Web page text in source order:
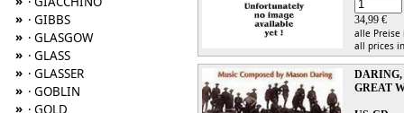
» · GIBBS
» · GLASGOW
» · GLASS
» · GLASSER
» · GOBLIN
» · GOLD
34,99 €
alle
all prices
GREAT